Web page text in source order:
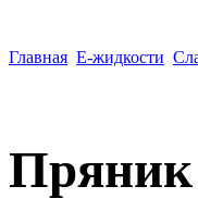
Главная Е-жидкости
Пряник